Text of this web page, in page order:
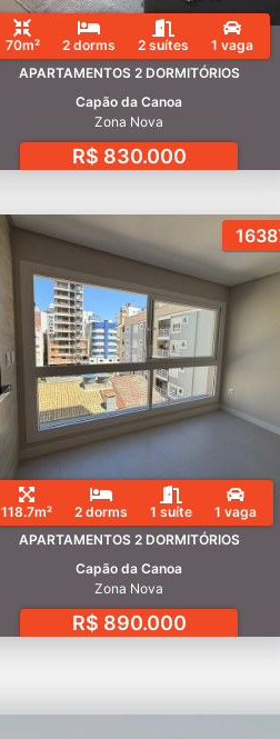
70m² 2 dorms 2 suítes
1 vaga
APARTAMENTOS 2 DORMITÓRIOS
Capão da Canoa
Zona Nova
R$ 830.000
118.7m² 2 dorms 1 suíte
1 vaga
APARTAMENTOS 2 DORMITÓRIOS
Capão da Canoa
Zona Nova
R$ 890.000